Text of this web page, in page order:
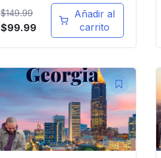
$149.99
$99.99
Añadir al
carrito